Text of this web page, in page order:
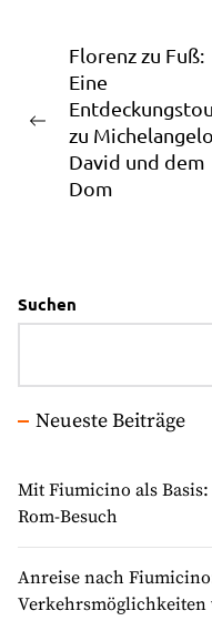
Previous
post:
Florenz zu Fuß:
Eine
zu
David und dem
Dom
Suchen
Neueste Beiträge
Mit Fiumicino als
Rom-Besuch
Anreise nach
Verkehrsmöglichkeiten